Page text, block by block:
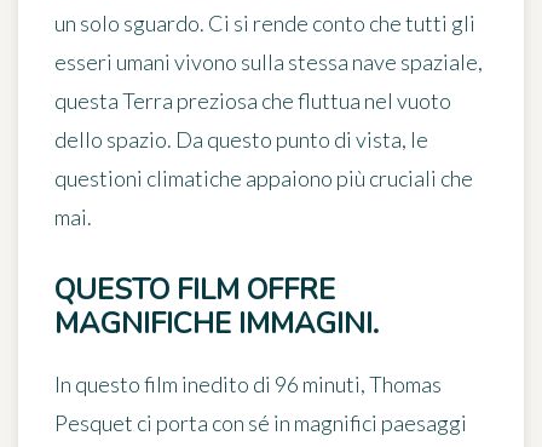
un solo sguardo. Ci si rende conto che tutti gli
esseri umani vivono sulla stessa nave spaziale,
questa Terra preziosa che fluttua nel vuoto
dello spazio. Da questo punto di vista, le
questioni climatiche appaiono più cruciali che
mai.
QUESTO FILM OFFRE
MAGNIFICHE IMMAGINI.
In questo film inedito di 96 minuti, Thomas
Pesquet ci porta con sé in magnifici paesaggi